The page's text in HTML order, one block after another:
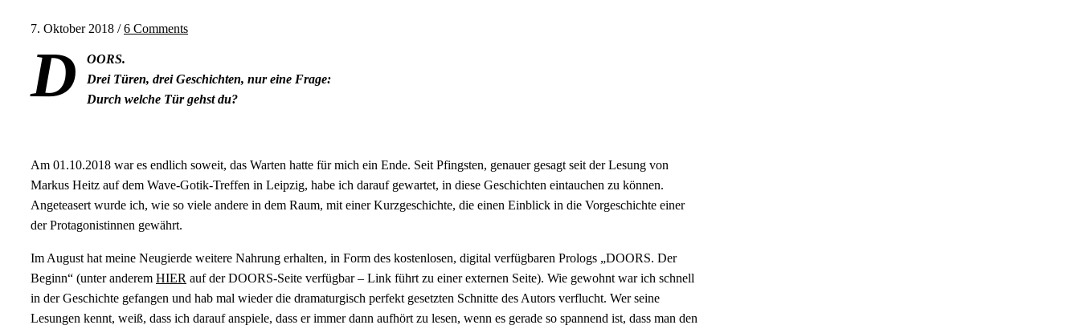
7. Oktober 2018 / 6 Comments
D
OORS.
Drei Türen, drei Geschichten, nur eine Frage:
Durch welche Tür gehst du?
Am 01.10.2018 war es endlich soweit, das Warten hatte für mich ein Ende. Seit Pfingsten, genauer gesagt seit der Lesung von
Markus Heitz auf dem Wave-Gotik-Treffen in Leipzig, habe ich darauf gewartet, in diese Geschichten eintauchen zu können.
Angeteasert wurde ich, wie so viele andere in dem Raum, mit einer Kurzgeschichte, die einen Einblick in die Vorgeschichte einer
der Protagonistinnen gewährt.
Im August hat meine Neugierde weitere Nahrung erhalten, in Form des kostenlosen, digital verfügbaren Prologs „DOORS. Der
Beginn“ (unter anderem HIER auf der DOORS-Seite verfügbar – Link führt zu einer externen Seite). Wie gewohnt war ich schnell
in der Geschichte gefangen und hab mal wieder die dramaturgisch perfekt gesetzten Schnitte des Autors verflucht. Wer seine
Lesungen kennt, weiß, dass ich darauf anspiele, dass er immer dann aufhört zu lesen, wenn es gerade so spannend ist, dass man den